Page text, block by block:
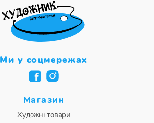
Ми у соцмережах
Магазин
Художні товари